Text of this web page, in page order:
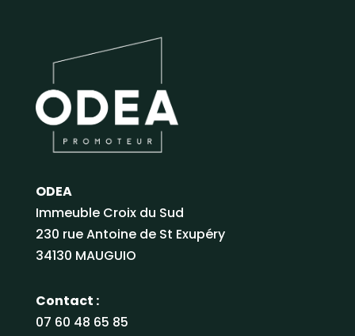
ODEA
Immeuble Croix du Sud
230 rue Antoine de St Exupéry
34130 MAUGUIO
Contact :
07 60 48 65 85